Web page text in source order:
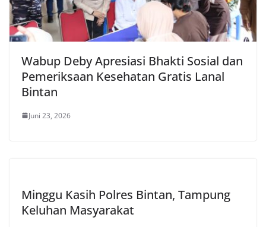
Wabup Deby Apresiasi Bhakti Sosial dan
Pemeriksaan Kesehatan Gratis Lanal
Bintan
Juni 23, 2026
Minggu Kasih Polres Bintan, Tampung
Keluhan Masyarakat